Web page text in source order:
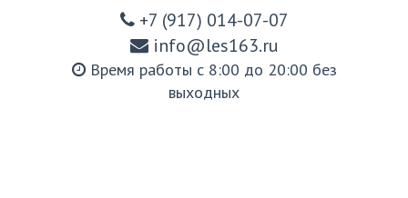
+7 (917) 014-07-07
info@les163.ru
Время работы с 8:00 до 20:00 без
выходных